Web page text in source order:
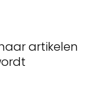
artikelen